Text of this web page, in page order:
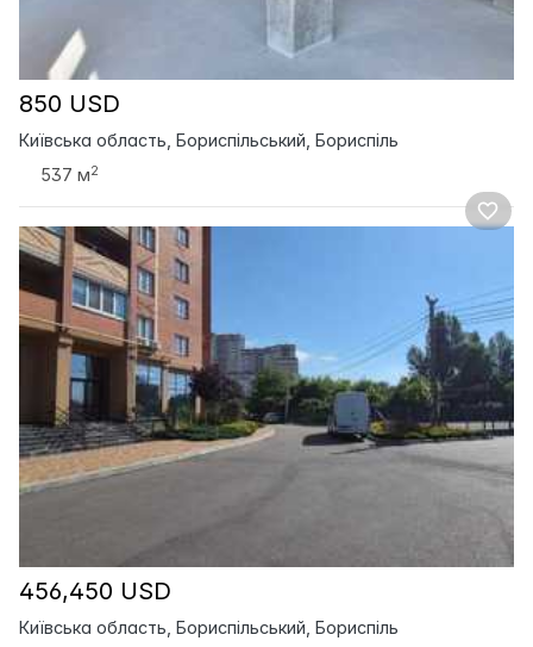
850 USD
Київська область, Бориспільський, Бориспіль
537 м2
456,450 USD
Київська область, Бориспільський, Бориспіль